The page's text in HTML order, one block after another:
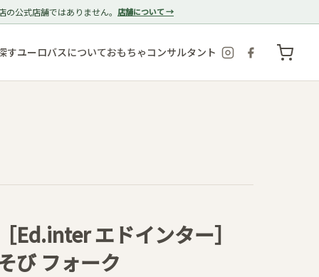
の公式店舗ではありません。 店舗について →
すユーロバスについておもちゃコンサルタント
Ed.inter エドインター］
び フォーク